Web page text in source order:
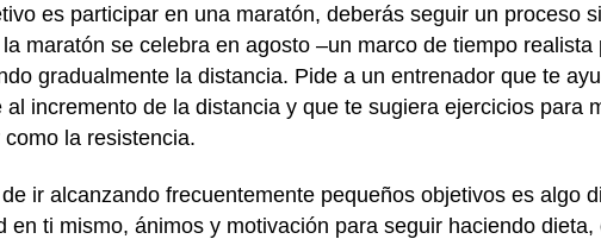
es participar en una maratón, deberás seguir un proceso
maratón se celebra en agosto –un marco de tiempo
gradualmente la distancia. Pide a un entrenador que te
al incremento de la distancia y que te sugiera ejercicios para
como la resistencia.
ir alcanzando frecuentemente pequeños objetivos es algo
en ti mismo, ánimos y motivación para seguir haciendo